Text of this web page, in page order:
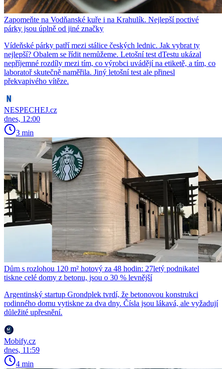
Zapomeňte na Vodňanské kuře i na Krahulík. Nejlepší poctivé
párky jsou úplně od jiné značky
Vídeňské párky patří mezi stálice českých lednic. Jak vybrat ty
nejlepší? Obalem se řídit nemůžeme. Letošní test dTestu ukázal
nepříjemné rozdíly mezi tím, co výrobci uvádějí na etiketě, a tím, co
laboratoř skutečně naměřila. Jiný letošní test ale přinesl
překvapivého vítěze.
NESPECHEJ.cz
dnes, 12:00
3 min
Dům s rozlohou 120 m² hotový za 48 hodin: 27letý podnikatel
tiskne celé domy z betonu, jsou o 30 % levnější
Argentinský startup Grondplek tvrdí, že betonovou konstrukci
rodinného domu vytiskne za dva dny. Čísla jsou lákavá, ale vyžadují
důležité upřesnění.
Mobify.cz
dnes, 11:59
4 min